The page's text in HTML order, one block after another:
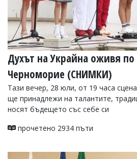
Духът на Украйна оживя
Черноморие (СНИМКИ)
Тази вечер, 28 юли, от 19 часа
ще принадлежи на талантите,
носят бъдещето със себе си
прочетено 2934 пъти